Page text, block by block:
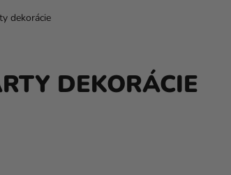
dekorácie
DEKORÁCIE